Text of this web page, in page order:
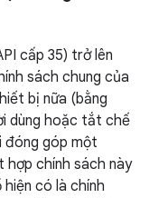
cấp 35) trở lên
sách chung của
bị nữa (bằng
dùng hoặc tắt chế
đóng góp một
hợp chính sách này
có là chính